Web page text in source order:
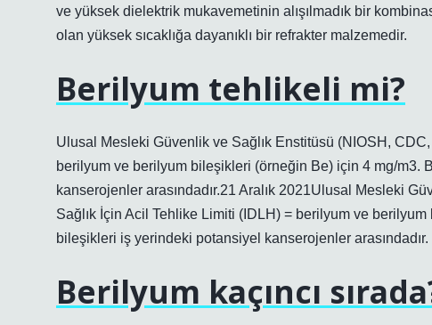
ve yüksek dielektrik mukavemetinin alışılmadık bir
olan yüksek sıcaklığa dayanıklı bir refrakter malzemedir.
Berilyum tehlikeli mi?
Ulusal Mesleki Güvenlik ve Sağlık Enstitüsü (NIOSH,
berilyum ve berilyum bileşikleri (örneğin Be) için 4 mg/m3.
kanserojenler arasındadır.21 Aralık 2021Ulusal Mesleki
Sağlık İçin Acil Tehlike Limiti (IDLH) = berilyum ve
bileşikleri iş yerindeki potansiyel kanserojenler arasındadır.
Berilyum kaçıncı